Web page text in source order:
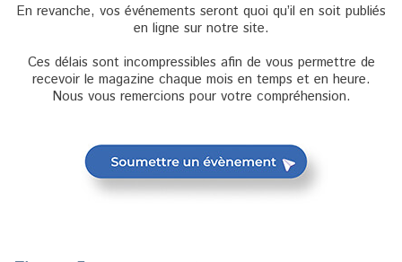
En revanche, vos événements seront quoi qu’il en soit publiés
en ligne sur notre site.
Ces délais sont incompressibles afin de vous permettre de
recevoir le magazine chaque mois en temps et en heure.
Nous vous remercions pour votre compréhension.